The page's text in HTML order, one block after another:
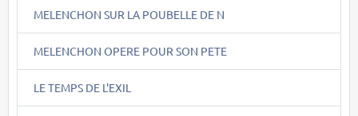
MELENCHON SUR LA POUBELLE DE N
MELENCHON OPERE POUR SON PETE
LE TEMPS DE L'EXIL